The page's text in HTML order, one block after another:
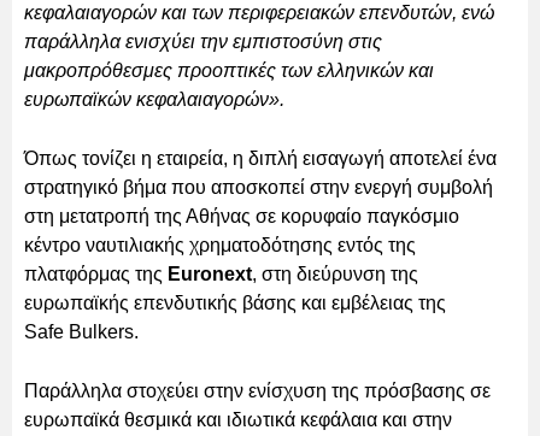
κεφαλαιαγορών και των περιφερειακών επενδυτών, ενώ
παράλληλα ενισχύει την εμπιστοσύνη στις
μακροπρόθεσμες προοπτικές των ελληνικών και
ευρωπαϊκών κεφαλαιαγορών».
Όπως τονίζει η εταιρεία, η διπλή εισαγωγή αποτελεί ένα
στρατηγικό βήμα που αποσκοπεί στην ενεργή συμβολή
στη μετατροπή της Αθήνας σε κορυφαίο παγκόσμιο
κέντρο ναυτιλιακής χρηματοδότησης εντός της
πλατφόρμας της Euronext, στη διεύρυνση της
ευρωπαϊκής επενδυτικής βάσης και εμβέλειας της
Safe Bulkers.
Παράλληλα στοχεύει στην ενίσχυση της πρόσβασης σε
ευρωπαϊκά θεσμικά και ιδιωτικά κεφάλαια και στην